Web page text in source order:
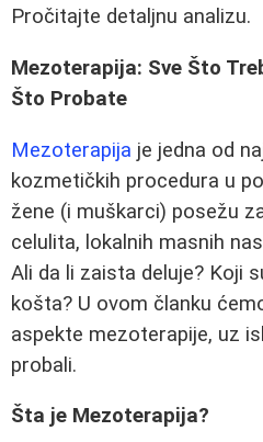
Pročitajte detaljnu analizu.
Mezoterapija: Sve Što
Što Probate
Mezoterapija je jedna od
kozmetičkih procedura u
žene (i muškarci) posežu
celulita, lokalnih masnih
Ali da li zaista deluje? Koji
košta? U ovom članku
aspekte mezoterapije, uz
probali.
Šta je Mezoterapija?